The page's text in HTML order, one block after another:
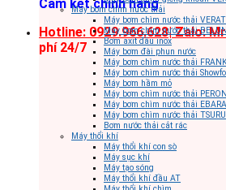
Cam kết chính hãng
Hotline: 0929.966.628|Zalo:
phí 24/7
Máy bơm chìm nước thải
Máy bơm chìm nước thải
Máy bơm chìm nước thải
Bơm axit đầu inox
Máy bơm đài phun nước
Máy bơm chìm nước thải
Máy bơm chìm nước thải
Máy bơm hầm mỏ
Máy bơm chìm nước thải PERONI
Máy bơm chìm nước thải EBARA
Máy bơm chìm nước thải
Bơm nước thải cắt rác
Máy thổi khí
Máy thổi khí con sò
Máy sục khí
Máy tạo sóng
Máy thổi khí đầu AT